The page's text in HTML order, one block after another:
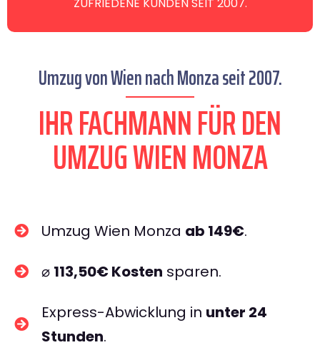
Umzug von Wien nach Monza seit 2007.
IHR FACHMANN FÜR DEN
UMZUG WIEN MONZA
Umzug Wien Monza ab 149€.
⌀ 113,50€ Kosten sparen.
Express-Abwicklung in unter 24
Stunden.